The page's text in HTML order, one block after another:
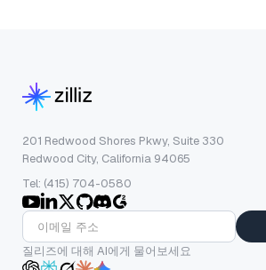
201 Redwood Shores Pkwy, Suite 330
Redwood City, California 94065
Tel: (415) 704-0580
질리즈에 대해 AI에게 물어보세요